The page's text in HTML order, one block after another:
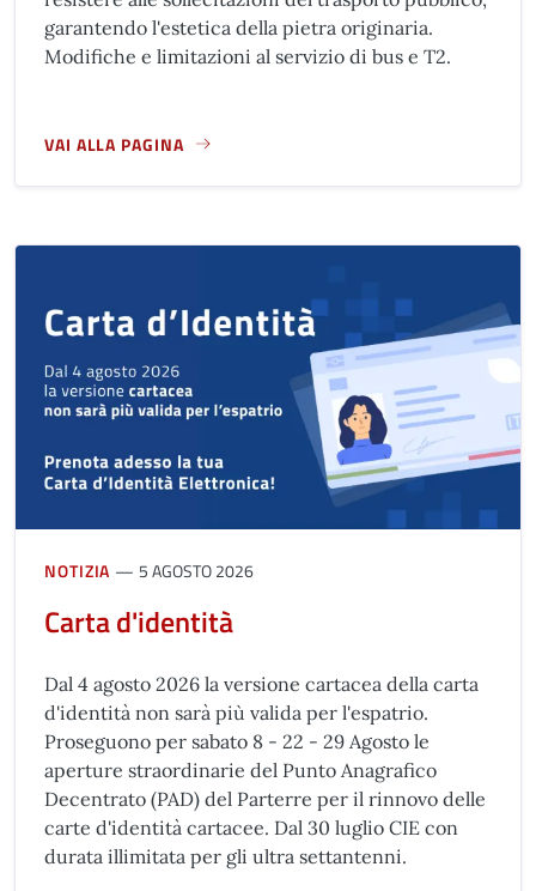
garantendo l'estetica della pietra originaria.
Modifiche e limitazioni al servizio di bus e T2.
VAI ALLA PAGINA
A PROPOSITO DI PIAZZA SAN MARCO: LAVORI PER POSA
NOTIZIA 5 AGOSTO 2026
Carta d'identità
Dal 4 agosto 2026 la versione cartacea della carta
d'identità non sarà più valida per l'espatrio.
Proseguono per sabato 8 - 22 - 29 Agosto le
aperture straordinarie del Punto Anagrafico
Decentrato (PAD) del Parterre per il rinnovo delle
carte d'identità cartacee. Dal 30 luglio CIE con
durata illimitata per gli ultra settantenni.